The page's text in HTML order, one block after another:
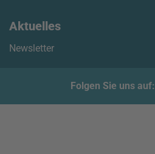
Aktuelles
Newsletter
Folgen Sie uns auf: